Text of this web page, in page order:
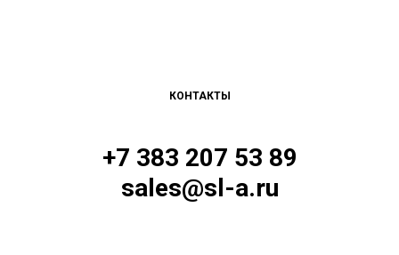
КОНТАКТЫ
+7 383 207 53 89
sales@sl-a.ru